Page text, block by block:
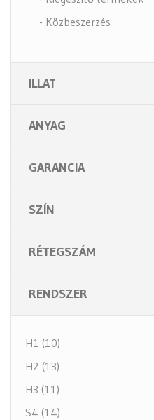
- Közbeszerzés
- Törlő és tisztító papírok
- Intim betét gyűjtők
- Toalett papírok
ILLAT
ANYAG
GARANCIA
SZÍN
RÉTEGSZÁM
RENDSZER
H1 (10)
H2 (13)
H3 (11)
S4 (14)